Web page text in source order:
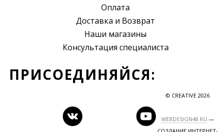
Оплата
Доставка и Возврат
Наши магазины
Консультация специалиста
ПРИСОЕДИНЯЙСЯ:
© CREATIVE 2026
WEBDESIGN48.RU —